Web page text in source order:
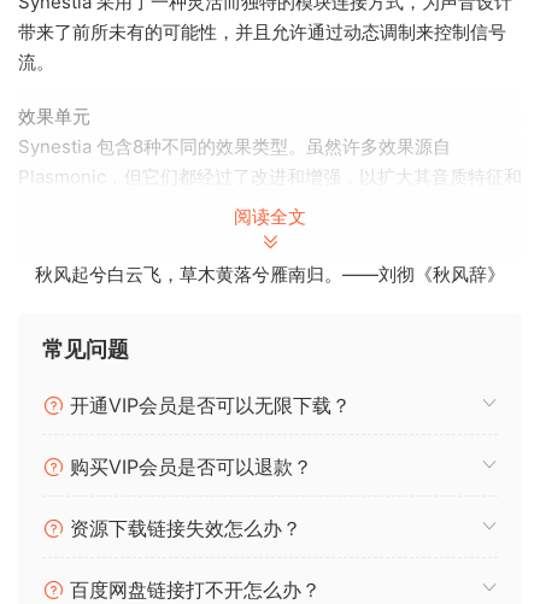
带来了前所未有的可能性，并且允许通过动态调制来控制信号
流。
效果单元
Synestia 包含8种不同的效果类型。虽然许多效果源自
Plasmonic，但它们都经过了改进和增强，以扩大其音质特征和
调制功能
在 Synestia 中，所有参数都可以通过任意组合的调制器进行调
入激活。每个参数的极性、深度和反转都是可调的，使得调制
in creative sound processing. It combines 8 inspiring
delays, distortion and more.
Modulation lies at the heart of Synestia, generating
阅读全文
秋风起兮白云飞，草木黄落兮雁南归。——刘彻《秋风辞》
常见问题
开通VIP会员是否可以无限下载？
购买VIP会员是否可以退款？
资源下载链接失效怎么办？
百度网盘链接打不开怎么办？